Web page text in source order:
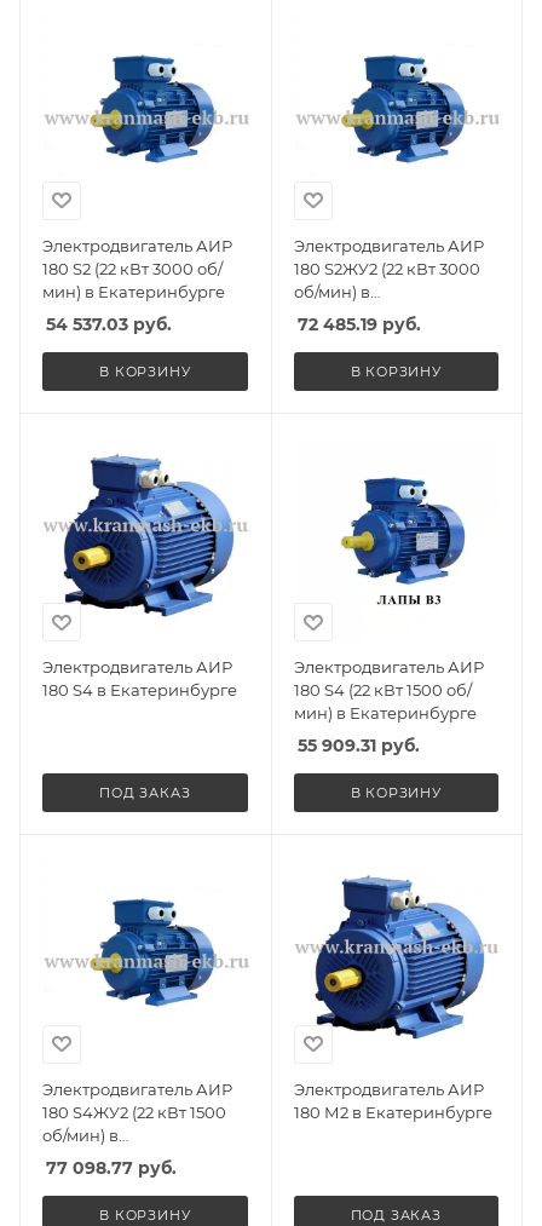
Электродвигатель АИР
180 S2 (22 кВт 3000 об/
мин) в Екатеринбурге
54 537.03 руб.
В КОРЗИНУ
Электродвигатель АИР
180 S2ЖУ2 (22 кВт 3000
об/мин) в
Екатеринбурге
72 485.19руб.
В КОРЗИНУ
Электродвигатель АИР
180 S4 в Екатеринбурге
ПОД ЗАКАЗ
Электродвигатель АИР
180 S4 (22 кВт 1500 об/
мин) в Екатеринбурге
55 909.31руб.
В КОРЗИНУ
Электродвигатель АИР
180 S4ЖУ2 (22 кВт 1500
об/мин) в
Екатеринбурге
77 098.77 руб.
В КОРЗИНУ
Электродвигатель АИР
180 М2 в Екатеринбурге
ПОД ЗАКАЗ